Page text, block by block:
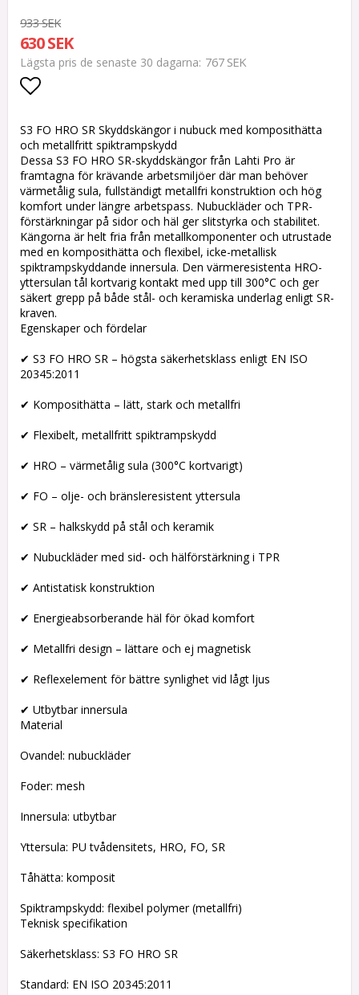
933 SEK
630 SEK
Lägsta pris de senaste 30 dagarna 767 SEK
Lägg till i favoritlistan
S3 FO HRO SR Skyddskängor i nubuck med komposithätta
och metallfritt spiktrampskydd
Dessa S3 FO HRO SR-skyddskängor från Lahti Pro är
framtagna för krävande arbetsmiljöer där man behöver
värmetålig sula, fullständigt metallfri konstruktion och hög
komfort under längre arbetspass. Nubuckläder och TPR-
förstärkningar på sidor och häl ger slitstyrka och stabilitet.
Kängorna är helt fria från metallkomponenter och utrustade
med en komposithätta och flexibel, icke-metallisk
spiktrampskyddande innersula. Den värmeresistenta HRO-
yttersulan tål kortvarig kontakt med upp till 300°C och ger
säkert grepp på både stål- och keramiska underlag enligt SR-
kraven.
Egenskaper och fördelar
✔ S3 FO HRO SR – högsta säkerhetsklass enligt EN ISO
20345:2011
✔ Komposithätta – lätt, stark och metallfri
✔ Flexibelt, metallfritt spiktrampskydd
✔ HRO – värmetålig sula (300°C kortvarigt)
✔ FO – olje- och bränsleresistent yttersula
✔ SR – halkskydd på stål och keramik
✔ Nubuckläder med sid- och hälförstärkning i TPR
✔ Antistatisk konstruktion
✔ Energieabsorberande häl för ökad komfort
✔ Metallfri design – lättare och ej magnetisk
✔ Reflexelement för bättre synlighet vid lågt ljus
✔ Utbytbar innersula
Material
Ovandel: nubuckläder
Foder: mesh
Innersula: utbytbar
Yttersula: PU tvådensitets, HRO, FO, SR
Tåhätta: komposit
Spiktrampskydd: flexibel polymer (metallfri)
Teknisk specifikation
Säkerhetsklass: S3 FO HRO SR
Standard: EN ISO 20345:2011